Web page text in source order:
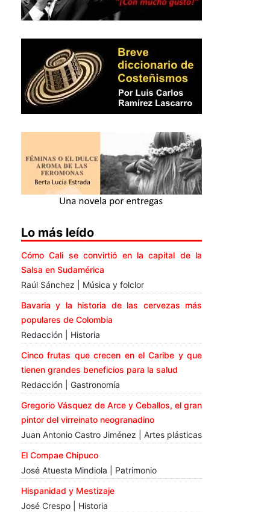
Lo más leído
Cómo Cali se convirtió en la capital de la
Salsa en Sudamérica
Raúl Sánchez | Música y folclor
Bavaria y la historia de las cervezas más
populares de Colombia
Redacción | Historia
Cinco frutas que crecen en el Caribe y que
tienen grandes beneficios para la salud
Redacción | Gastronomía
Gregorio Vásquez de Arce y Ceballos, el gran
pintor del virreinato neogranadino
Juan Antonio Castro Jiménez | Artes plásticas
El Compae Chipuco
José Atuesta Mindiola | Patrimonio
Hispanidad y Mestizaje
José Crespo | Historia